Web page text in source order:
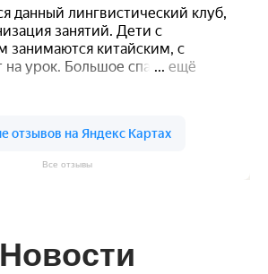
Все отзывы
Новости